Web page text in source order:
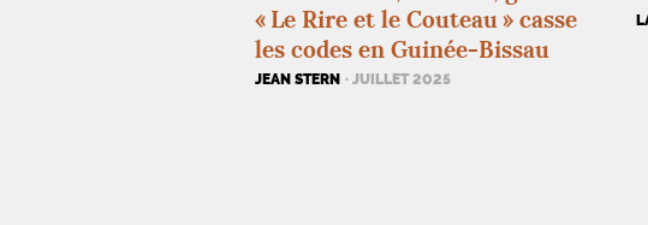
« Le Rire et le Couteau » casse
les codes en Guinée-Bissau
JEAN STERN · JUILLET 2025